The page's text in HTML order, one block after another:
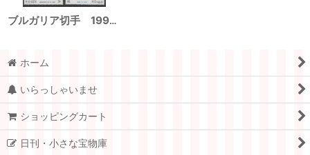
ブルガリア切手 1992年 オートバイの歴史 ハーレーダビッドソン ローリン＆クレメント 6種
ホーム
いらっしゃいませ
ショッピングカート
日刊・小さな宝物庫